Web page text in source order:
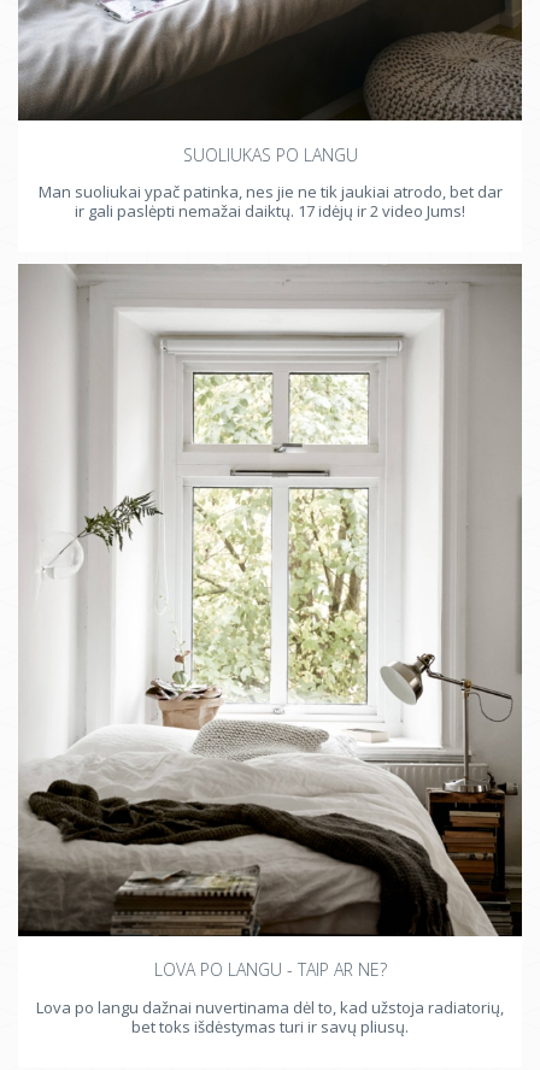
SUOLIUKAS PO LANGU
Man suoliukai ypač patinka, nes jie ne tik jaukiai atrodo, bet dar
ir gali paslėpti nemažai daiktų. 17 idėjų ir 2 video Jums!
LOVA PO LANGU - TAIP AR NE?
Lova po langu dažnai nuvertinama dėl to, kad užstoja radiatorių,
bet toks išdėstymas turi ir savų pliusų.